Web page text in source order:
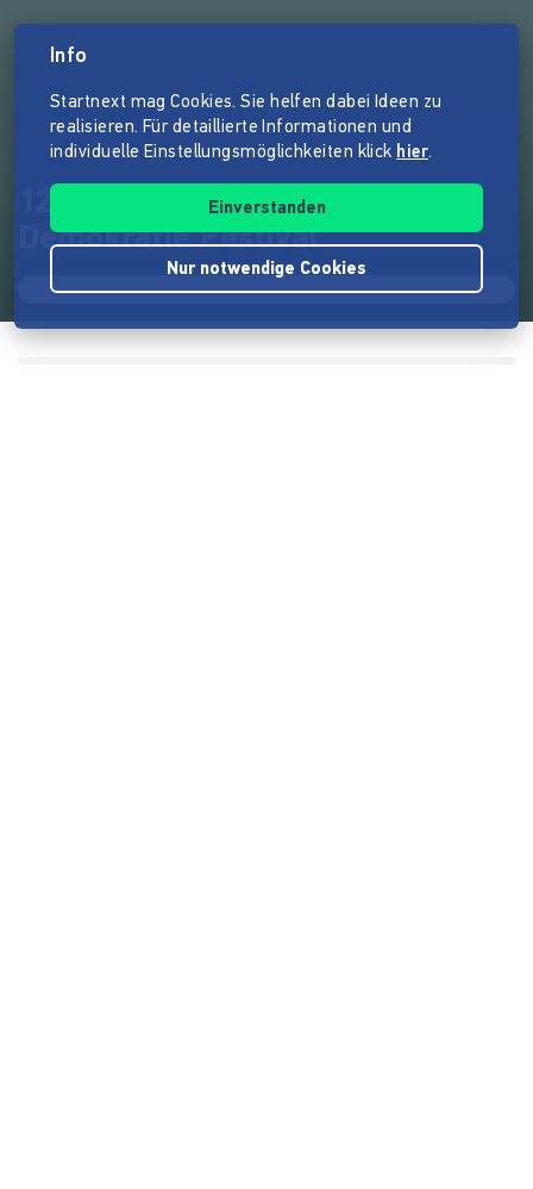
12/06/2020 Das größte
Demokratie Festival
Info
Startnext mag Cookies. Sie helfen dabei Ideen zu
realisieren. Für detaillierte Informationen und
individuelle Einstellungsmöglichkeiten klick hier.
Einverstanden
Nur notwendige Cookies